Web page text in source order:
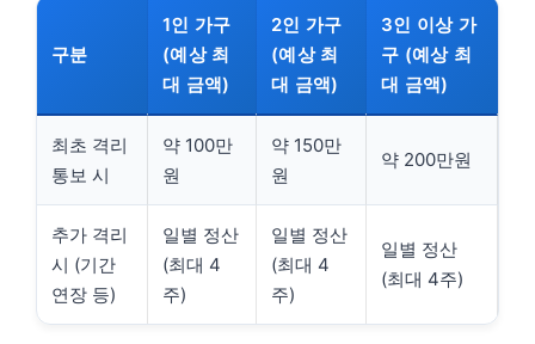
구분
1인 가구
(예상 최
대 금액)
2인 가구
(예상 최
대 금액)
3인 이상 가
구 (예상 최
대 금액)
최초 격리
통보 시
약 100만
원
약 150만
원
약 200만원
추가 격리
시 (기간
연장 등)
일별 정산
(최대 4
주)
일별 정산
(최대 4
주)
일별 정산
(최대 4주)